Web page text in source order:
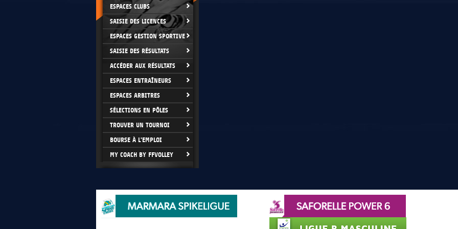
ESPACES CLUBS
SAISIE DES LICENCES
ESPACES GESTION SPORTIVE
SAISIE DES RÉSULTATS
ACCÉDER AUX RÉSULTATS
ESPACES ENTRAÎNEURS
ESPACES ARBITRES
SÉLECTIONS EN PÔLES
TROUVER UN TOURNOI
BOURSE À L'EMPLOI
MY COACH BY FFVOLLEY